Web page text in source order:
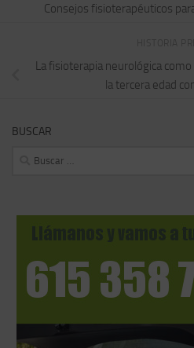
Consejos fisioterapéuticos
La fisioterapia neurológica
la tercera edad
BUSCAR
Buscar: